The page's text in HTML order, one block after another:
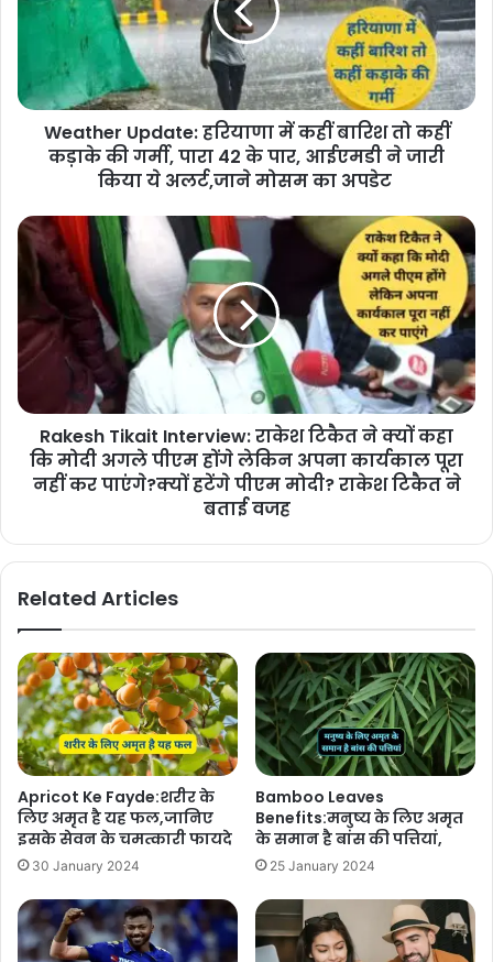
Weather Update: हरियाणा में कहीं बारिश तो कहीं
कड़ाके की गर्मी, पारा 42 के पार, आईएमडी ने जारी
किया ये अलर्ट,जाने मोसम का अपडेट
Rakesh Tikait Interview: राकेश टिकैत ने क्यों कहा
कि मोदी अगले पीएम होंगे लेकिन अपना कार्यकाल पूरा
नहीं कर पाएंगे?क्यों हटेंगे पीएम मोदी? राकेश टिकैत ने
बताई वजह
Related Articles
Apricot Ke Fayde:शरीर के
लिए अमृत है यह फल,जानिए
इसके सेवन के चमत्कारी फायदे
30 January 2024
Bamboo Leaves
Benefits:मनुष्य के लिए अमृत
के समान है बांस की पत्तियां,
25 January 2024